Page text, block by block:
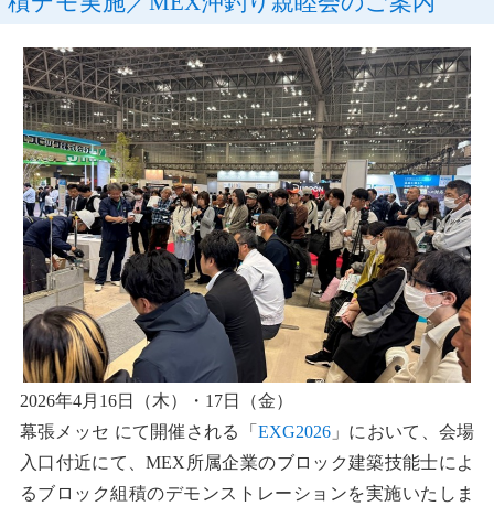
2026年4月16日（木）・17日（金）
幕張メッセ にて開催される「 EXG2026」において、会場
入口付近にて、MEX所属企業のブロック建築技能士によ
るブロック組積のデモンストレーションを実施いたしま